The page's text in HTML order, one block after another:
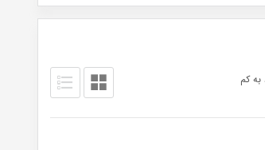
به کم